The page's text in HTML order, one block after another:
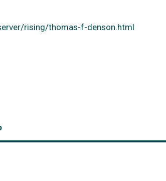
rising/thomas-f-denson.html